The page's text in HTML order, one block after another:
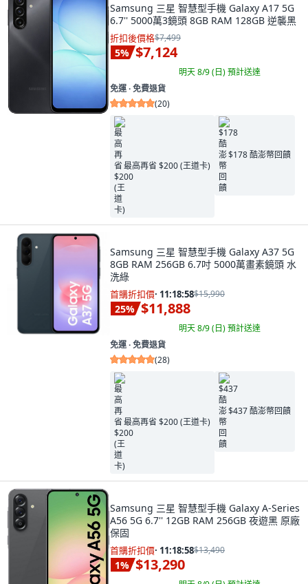
Samsung 三星 智慧型手機 Galaxy A17 5G
6.7'' 5000萬3鏡頭 8GB RAM 128GB 逆襲黑
折扣後價格$7,499
5% $7,124
明天 8/9 (日)預計送達
免運 ∙ 免費退貨
(20)
最高再省 $200 (王道卡)
$178 酷澎幣回饋
Samsung 三星 智慧型手機 Galaxy A37 5G
8GB RAM 256GB 6.7吋 5000萬畫素鏡頭 水
洗綠
首購折扣價· 11:18:57$15,990
25% $11,888
明天 8/9 (日)預計送達
免運 ∙ 免費退貨
(28)
最高再省 $200 (王道卡)
$437 酷澎幣回饋
Samsung 三星 智慧型手機 Galaxy A-Series
A56 5G 6.7'' 12GB RAM 256GB 夜遊黑 原廠
保固
首購折扣價· 11:18:57$13,490
1% $13,290